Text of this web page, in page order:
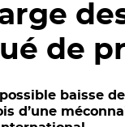
de
possible
d’une